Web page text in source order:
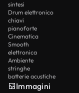
sintesi
Drum elettronico
chiavi
pianoforte
Cinematica
Smooth
elettronica
Ambiente
stringhe
batterie acustiche
Immagini